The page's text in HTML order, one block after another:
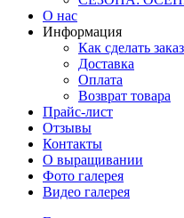
О нас
Информация
Как сделать заказ
Доставка
Оплата
Возврат товара
Прайс-лист
Отзывы
Контакты
О выращивании
Фото галерея
Видео галерея